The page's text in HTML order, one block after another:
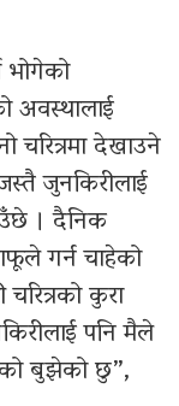
भोगेको
अवस्थालाई
चरित्रमा देखाउने
जुनकिरीलाई
। दैनिक
गर्न चाहेको
कुरा
पनि मैले
बुझेको छु”,